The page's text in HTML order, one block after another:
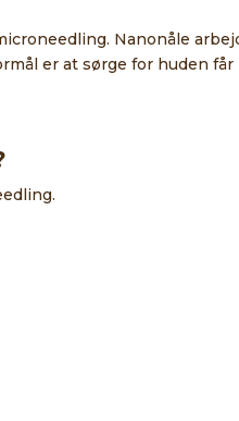
Nanonåle
er at sørge for huden får